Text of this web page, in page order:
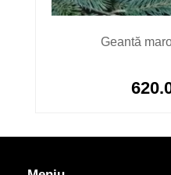
Geantă